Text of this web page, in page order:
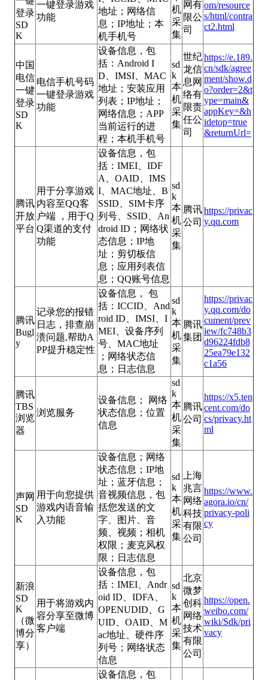
登录
SD
K
一键登录游戏
功能
地址；网络信
息；IP地址；本
机手机号
机
采
集
网有
限公
司
om/resource
s/html/contra
ct2.html
中国
电信
一键
登录
SD
K
电信手机号码
一键登录游戏
功能
设备信息，包
括：Android I
D、IMSI、MAC
地址；安装应用
列表；IP地址；
网络信息；APP
当前运行的进
程；本机手机号
sd
k
本
机
采
集
世纪
龙信
息网
络有
限责
任公
司
https://e.189.
cn/sdk/agree
ment/show.d
o?order=2&t
ype=main&
appKey=&h
idetop=true
&returnUrl=
腾讯
开放
平台
用于分享游戏
内容至QQ客
户端 ，用于Q
Q渠道的支付
功能
设备信息，包
括：IMEI、IDF
A、OAID、IMS
I、MAC地址、B
SSID、SIM卡序
列号、SSID、An
droid ID；网络状
态信息；IP地
址；剪切板信
息；应用列表信
息；QQ账号信息
sd
k
本
机
采
集
腾讯
公司
https://privac
y.qq.com
腾讯
Bugl
y
记录您的报错
日志，排查崩
溃问题,帮助A
PP提升稳定性
设备信息， 包
括：ICCID、And
roid ID、IMSI、I
MEI、设备序列
号、MAC地址
；网络状态信
息；日志信息
sd
k
本
机
采
集
腾讯
集团
https://privac
y.qq.com/do
cument/prev
iew/fc748b3
d96224fdb8
25ea79e132
c1a56
腾讯
TBS
浏览
器
浏览服务
设备信息； 网络
状态信息；位置
信息
sd
k
本
机
采
集
腾讯
公司
https://x5.ten
cent.com/do
cs/privacy.ht
ml
声网
SD
K
用于向您提供
游戏内语音输
入功能
设备信息；网络
状态信息；IP地
址；蓝牙信息；
音视频信息，包
括您发送的文
字、图片、音
频、视频；相机
权限；麦克风权
限；日志信息
sd
k
本
机
采
集
上海
兆言
网络
科技
有限
公司
https://www.
agora.io/cn/
privacy-poli
cy
新浪
SD
K
（微
博分
享）
用于将游戏内
容分享至微博
客户端
设备信息，包
括：IMEI、Andr
oid ID、IDFA、
OPENUDID、G
UID、OAID、M
ac地址、硬件序
列号；网络状态
信息
sd
k
本
机
采
集
北京
微梦
创科
网络
技术
有限
公司
https://open.
weibo.com/
wiki/Sdk/pri
vacy
设备信息，包